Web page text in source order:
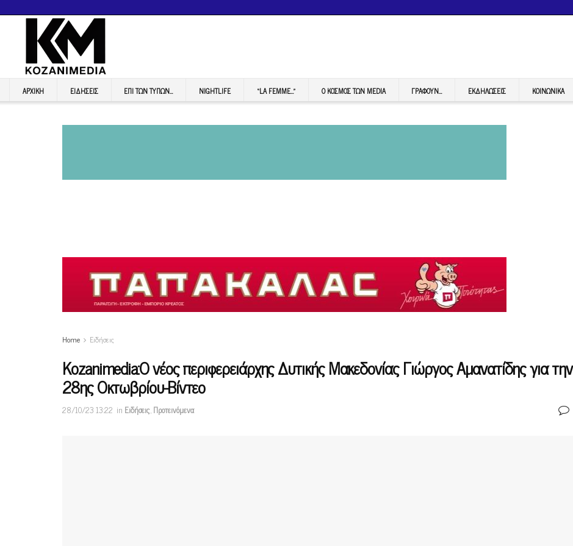
ΑΡΧΙΚΉ ΕΙΔΉΣΕΙΣ ΕΠI ΤΩΝ ΤΥΠΩΝ… NIGHTLIFE “LA FEMME…” Ο ΚΟΣΜΟΣ ΤΩΝ MEDIA ΓΡΆΦΟΥΝ… ΕΚΔΗΛΏΣΕΙΣ ΚΟΙΝΩΝΙΚΆ
Home Ειδήσεις
Κοzanimedia:O νέος περιφερειάρχης Δυτικής Μακεδονίας Γιώργος Αμανατίδης για την
28ης Οκτωβρίου-Βίντεο
28/10/23 13:22 in Ειδήσεις,Προτεινόμενα